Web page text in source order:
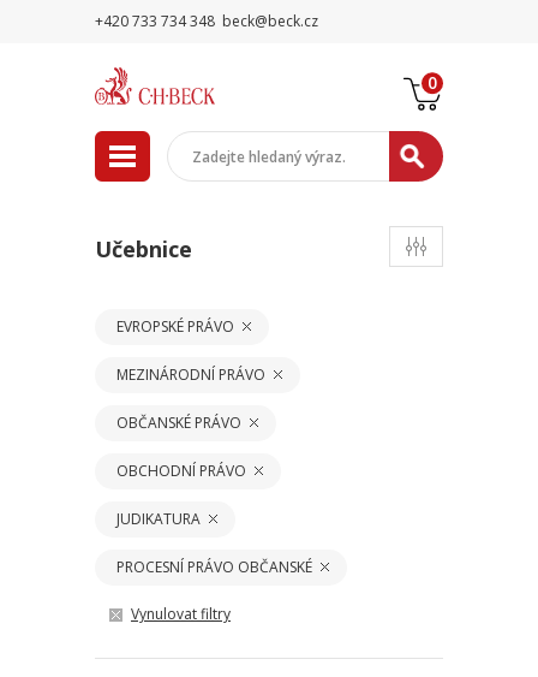
+420 733 734 348 beck@beck.cz
0
Učebnice
EVROPSKÉ PRÁVO
MEZINÁRODNÍ PRÁVO
OBČANSKÉ PRÁVO
OBCHODNÍ PRÁVO
JUDIKATURA
PROCESNÍ PRÁVO OBČANSKÉ
Vynulovat filtry